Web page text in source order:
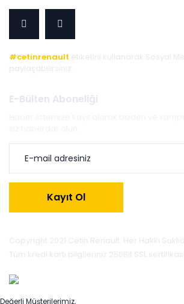
#cetinrenault etiketini kullanarak Sosyal
paylaşabilirsiniz.
E-Bülten Aboneliği
Kayıt Ol
Copyright 2021 Cetin Renault. Her Hakkı
Tüm kredi kartı bilgileriniz 256Bit SSL
Değerli Müşterilerimiz,